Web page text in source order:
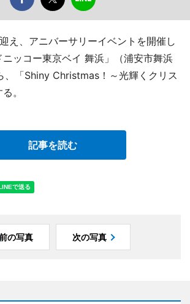
え、アニバーサリーイベントを開催し
ッコー東京ベイ 舞浜」（浦安市舞浜
、「Shiny Christmas！～光輝くクリス
。
記事を読む
の写真 次の写真